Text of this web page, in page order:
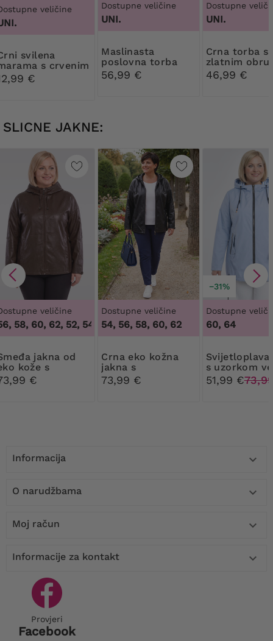
veličine
s crvenim
€
Dostupne veličine
UNI.
Maslinasta
poslovna torba
56,99 €
Dostupne
UNI.
Crna torba sa
zlatnim
46,99 €
SLICNE JAKNE:
veličine
58, 60, 62,52, 54, 56, 58, 60, 62
od
kože s
€
Dostupne veličine
54, 56, 58, 60, 62
Crna eko kožna
jakna s
kapuljačom
73,99 €
−31%
Dostupne
60, 64
Svijetloplava jakna
s uzorkom
na kapuljači
51,99 €
Informacija 
O narudžbama 
Moj račun 
Informacije za kontakt 
Provjeri
Facebook